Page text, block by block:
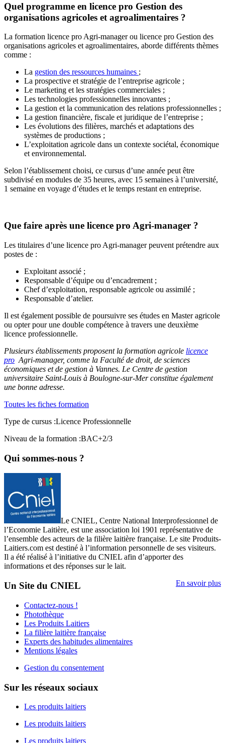
Quel programme en licence pro Gestion des
organisations agricoles et agroalimentaires ?
La formation licence pro Agri-manager ou licence pro Gestion des
organisations agricoles et agroalimentaires, aborde différents thèmes
comme :
La gestion des ressources humaines ;
La prospective et stratégie de l’entreprise agricole ;
Le marketing et les stratégies commerciales ;
Les technologies professionnelles innovantes ;
La gestion et la communication des relations professionnelles ;
La gestion financière, fiscale et juridique de l’entreprise ;
Les évolutions des filières, marchés et adaptations des
systèmes de productions ;
L’exploitation agricole dans un contexte sociétal, économique
et environnemental.
Selon l’établissement choisi, ce cursus d’une année peut être
subdivisé en modules de 35 heures, avec 15 semaines à l’université,
1 semaine en voyage d’études et le temps restant en entreprise.
Que faire après une licence pro Agri-manager ?
Les titulaires d’une licence pro Agri-manager peuvent prétendre aux
postes de :
Exploitant associé ;
Responsable d’équipe ou d’encadrement ;
Chef d’exploitation, responsable agricole ou assimilé ;
Responsable d’atelier.
Il est également possible de poursuivre ses études en Master agricole
ou opter pour une double compétence à travers une deuxième
licence professionnelle.
Plusieurs établissements proposent la formation agricole licence
pro Agri-manager, comme la Faculté de droit, de sciences
économiques et de gestion à Vannes. Le Centre de gestion
universitaire Saint-Louis à Boulogne-sur-Mer constitue également
une bonne adresse.
Toutes les fiches formation
Type de cursus :Licence Professionnelle
Niveau de la formation :BAC+2/3
Qui sommes-nous ?
Le CNIEL, Centre National Interprofessionnel de
l’Economie Laitière, est une association loi 1901 représentative de
l’ensemble des acteurs de la filière laitière française. Le site Produits-
Laitiers.com est destiné à l’information personnelle de ses visiteurs.
Il a été réalisé à l’initiative du CNIEL afin d’apporter des
informations et des réponses sur le lait.
En savoir plus
Un Site du CNIEL
Contactez-nous !
Photothèque
Les Produits Laitiers
La filière laitière française
Experts des habitudes alimentaires
Mentions légales
Gestion du consentement
Sur les réseaux sociaux
Les produits laitiers
Les produits laitiers
Les produits laitiers